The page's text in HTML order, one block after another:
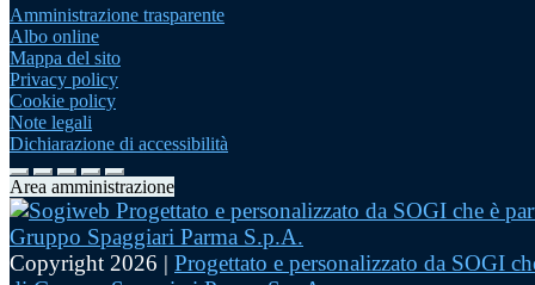
Amministrazione trasparente
Albo online
Mappa del sito
Privacy policy
Cookie policy
Note legali
Dichiarazione di accessibilità
Area amministrazione
Copyright 2026 | Progettato e personalizzato da SOGI